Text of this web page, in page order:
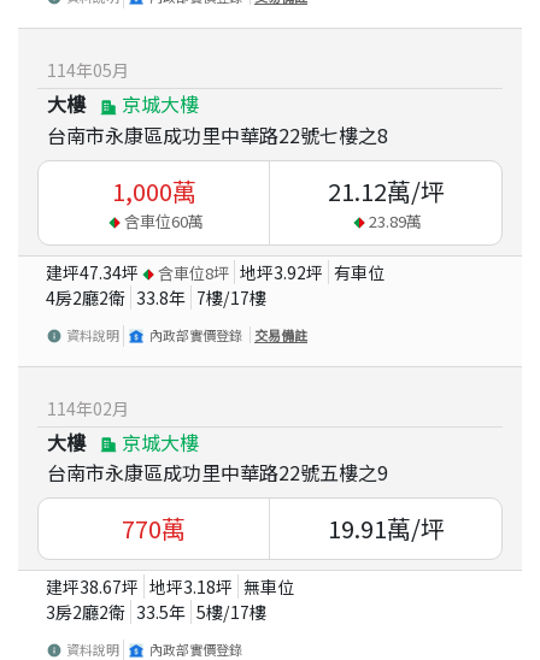
114年05月
大樓
京城大樓
台南市永康區成功里中華路22號七樓之8
1,000萬
含車位60萬
21.12萬/坪
23.89萬
建坪47.34坪 含車位8坪 地坪3.92坪 有車位
4房2廳2衛 33.8年 7樓/17樓
資料說明 內政部實價登錄 交易備註
114年02月
大樓
京城大樓
台南市永康區成功里中華路22號五樓之9
770萬 19.91萬/坪
建坪38.67坪 地坪3.18坪 無車位
3房2廳2衛 33.5年 5樓/17樓
資料說明 內政部實價登錄